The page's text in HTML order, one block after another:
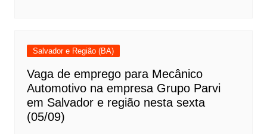
Salvador e Região (BA)
Vaga de emprego para Mecânico
Automotivo na empresa Grupo Parvi
em Salvador e região nesta sexta
(05/09)